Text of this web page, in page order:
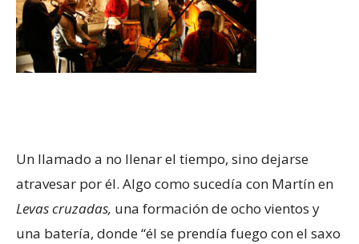
Un llamado a no llenar el tiempo, sino dejarse
atravesar por él. Algo como sucedía con Martín en
Levas cruzadas, una formación de ocho vientos y
una batería, donde “él se prendía fuego con el saxo